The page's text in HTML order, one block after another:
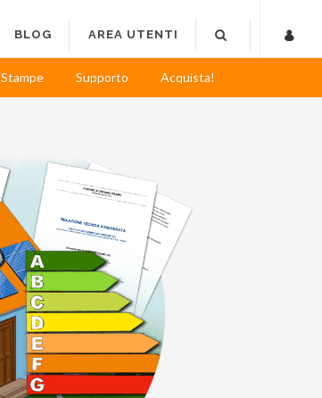
BLOG AREA UTENTI
Stampe Supporto Acquista!